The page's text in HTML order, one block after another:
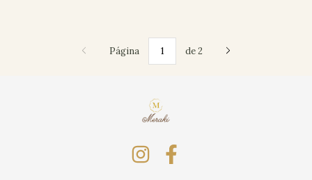
Página de 2